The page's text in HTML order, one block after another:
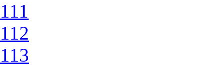
111
112
113